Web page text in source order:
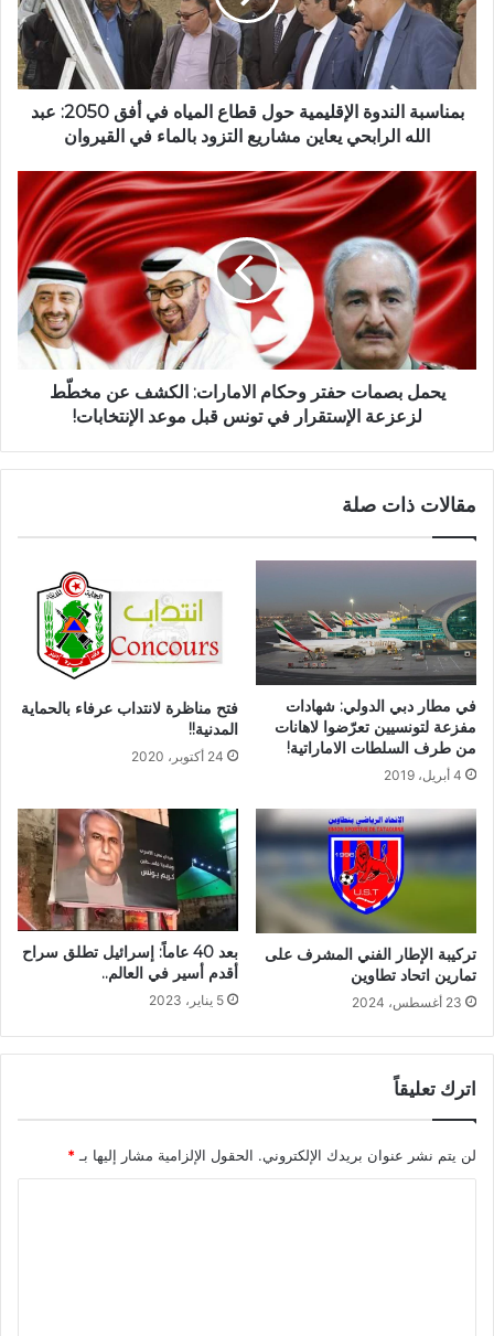
بمناسبة الندوة الإقليمية حول قطاع المياه في أفق 2050: عبد
الله الرابحي يعاين مشاريع التزود بالماء في القيروان
يحمل بصمات حفتر وحكام الامارات: الكشف عن مخطّط
لزعزعة الإستقرار في تونس قبل موعد الإنتخابات!
مقالات ذات صلة
في مطار دبي الدولي: شهادات
مفزعة لتونسيين تعرّضوا لاهانات
من طرف السلطات الاماراتية!
4 أبريل، 2019
فتح مناظرة لانتداب عرفاء بالحماية
المدنية!!
24 أكتوبر، 2020
تركيبة الإطار الفني المشرف على
تمارين اتحاد تطاوين
23 أغسطس، 2024
بعد 40 عاماً: إسرائيل تطلق سراح
أقدم أسير في العالم..
5 يناير، 2023
اترك تعليقاً
لن يتم نشر عنوان بريدك الإلكتروني. الحقول الإلزامية مشار إليها بـ *